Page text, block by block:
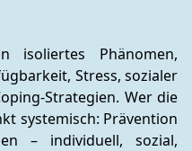
isoliertes Phänomen,
Stress, sozialer
Strategien. Wer die
systemisch: Prävention
– individuell, sozial,